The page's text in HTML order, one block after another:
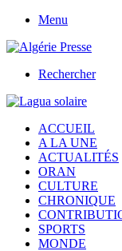
Menu
Rechercher
ACCUEIL
A LA UNE
ACTUALITÉS
ORAN
CULTURE
CHRONIQUE
SPORTS
MONDE